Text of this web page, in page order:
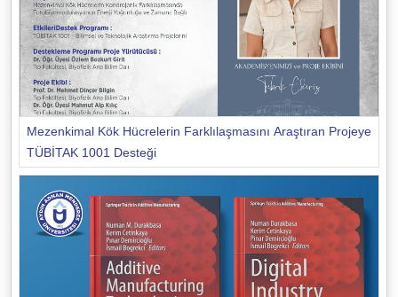
Mezenkimal Kök Hücrelerin Farklılaşmasını Araştıran Projeye
TÜBİTAK 1001 Desteği